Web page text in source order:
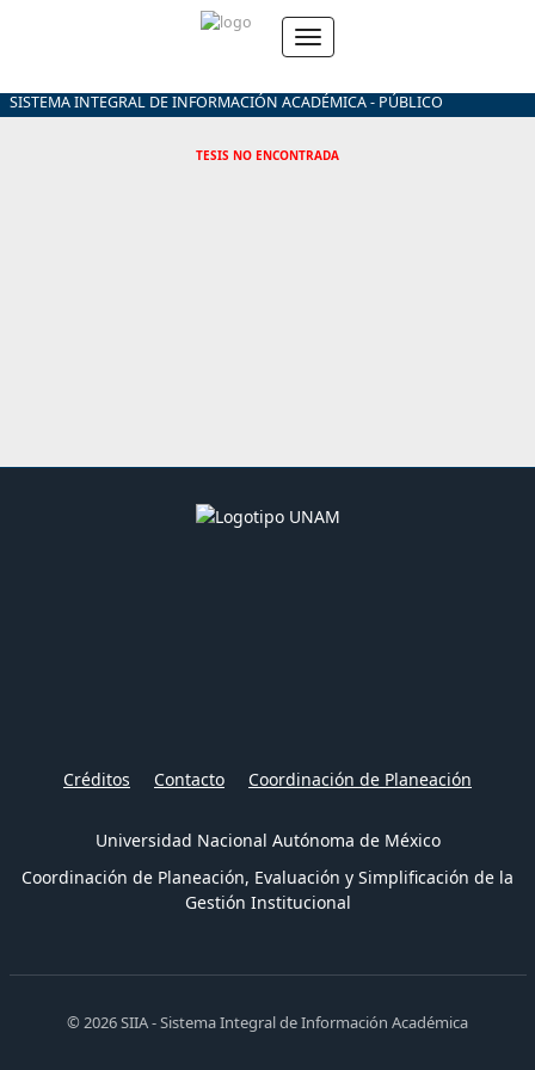
SISTEMA INTEGRAL DE INFORMACIÓN ACADÉMICA - PÚBLICO
TESIS NO ENCONTRADA
Créditos Contacto Coordinación de Planeación
Universidad Nacional Autónoma de México
Coordinación de Planeación, Evaluación y Simplificación de la
Gestión Institucional
© 2026 SIIA - Sistema Integral de Información Académica